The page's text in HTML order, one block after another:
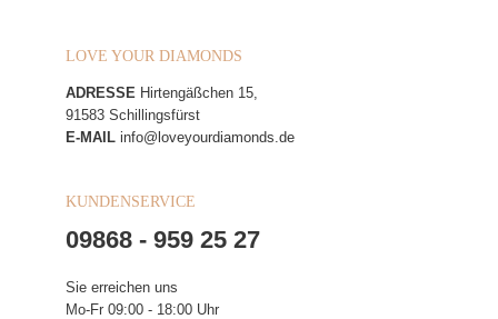
LOVE YOUR DIAMONDS
ADRESSE Hirtengäßchen 15,
91583 Schillingsfürst
E-MAIL info@loveyourdiamonds.de
KUNDENSERVICE
09868 - 959 25 27
Sie erreichen uns
Mo-Fr 09:00 - 18:00 Uhr